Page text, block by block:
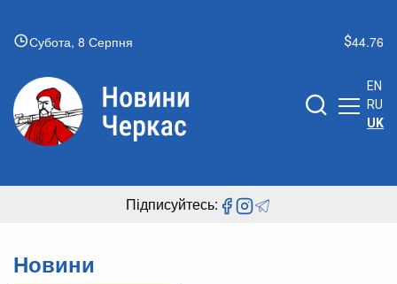
Субота, 8 Серпня 44.76
EN
RU
UK
Підписуйтесь:
Новини